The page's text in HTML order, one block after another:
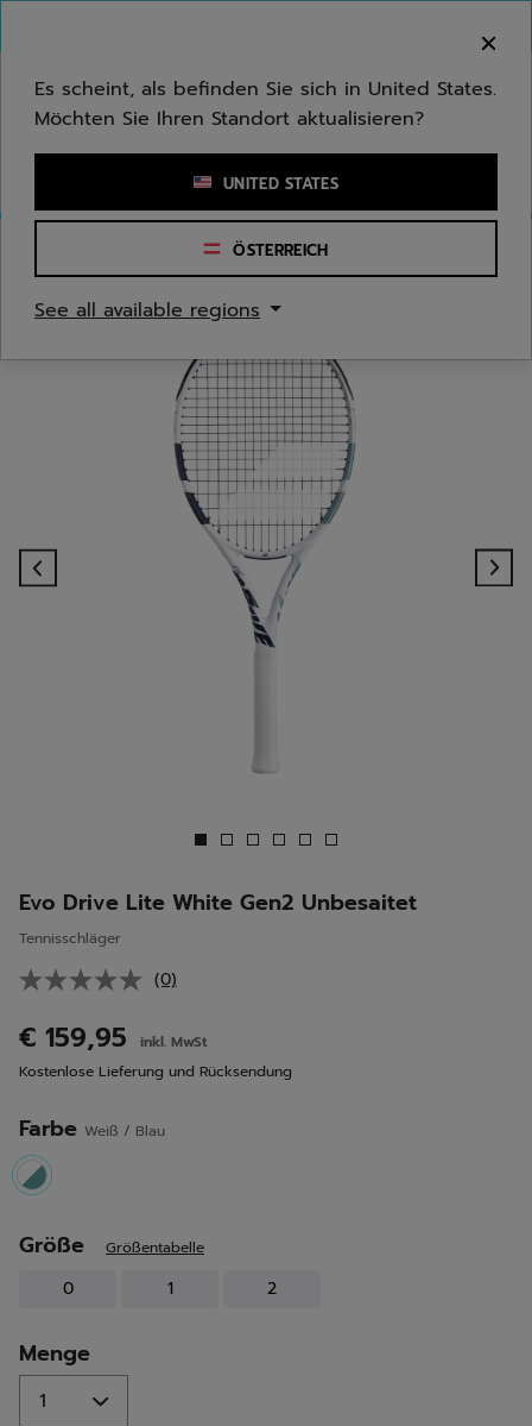
Stichwort oder Artikelnummer eingeben
Evo Drive Lite White Gen2 Unbesaitet
Tennisschläger
Kein
auf
derselben
Seite.
(0)
€ 159,95
inkl. MwSt
Kostenlose Lieferung und Rücksendung
Farbe Weiß / Blau
selected
Größe Größentabelle
0 1 2
Menge
Es scheint, als befinden Sie sich in United States.
Möchten Sie Ihren Standort aktualisieren?
UNITED STATES
ÖSTERREICH
See all available regions